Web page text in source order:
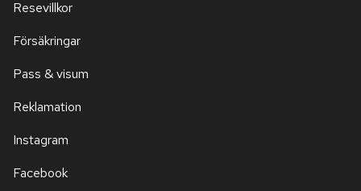
Resevillkor
Försäkringar
Pass & visum
Reklamation
Instagram
Facebook